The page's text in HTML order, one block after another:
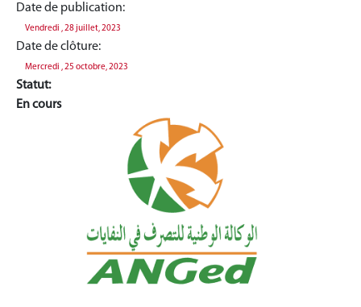
Date de publication:
Vendredi , 28 juillet, 2023
Date de clôture:
Mercredi , 25 octobre, 2023
Statut:
En cours